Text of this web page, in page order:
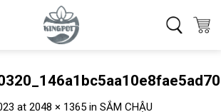
at 2048 × 1365 in SẮM CHẬU